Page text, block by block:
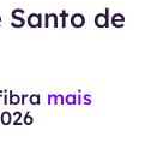
Santo de
mais